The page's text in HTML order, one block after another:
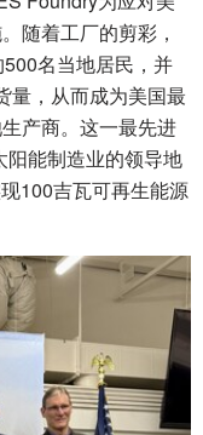
随着工厂的剪彩，
名当地居民，并
量，从而成为美国最
产商。这一最先进
能制造业的领导地
100吉瓦可再生能源